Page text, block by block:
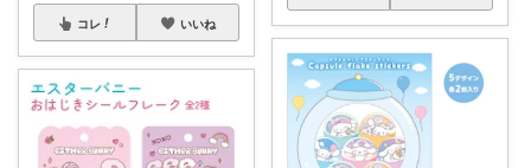
コレ いいね